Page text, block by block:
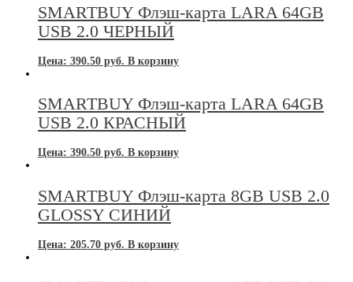
SMARTBUY Флэш-карта LARA 64GB
USB 2.0 ЧЕРНЫЙ
Цена: 390.50 руб. В корзину
SMARTBUY Флэш-карта LARA 64GB
USB 2.0 КРАСНЫЙ
Цена: 390.50 руб. В корзину
SMARTBUY Флэш-карта 8GB USB 2.0
GLOSSY СИНИЙ
Цена: 205.70 руб. В корзину